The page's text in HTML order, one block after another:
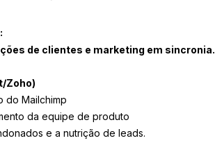
de clientes e marketing em sincronia.
Zoho)
do Mailchimp
da equipe de produto
e a nutrição de leads.